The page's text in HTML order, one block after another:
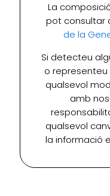
La
pot consultar
de la
Si detecteu
o
qualsevol
amb
qualsevol
la informació